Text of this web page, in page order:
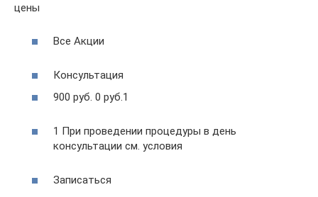
цены
Все Акции
Консультация
900 руб. 0 руб.1
1 При проведении процедуры в день
консультации см. условия
Записаться